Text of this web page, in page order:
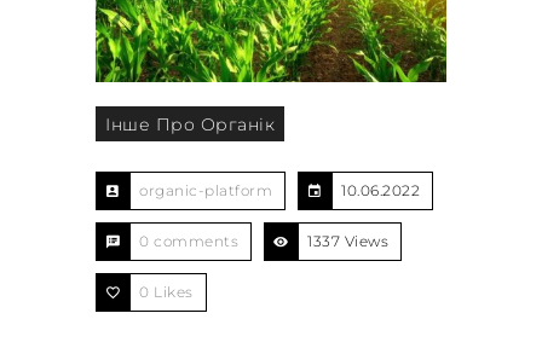
Інше Про Органік
organic-platform 10.06.2022
0 comments 1337 Views
0 Likes